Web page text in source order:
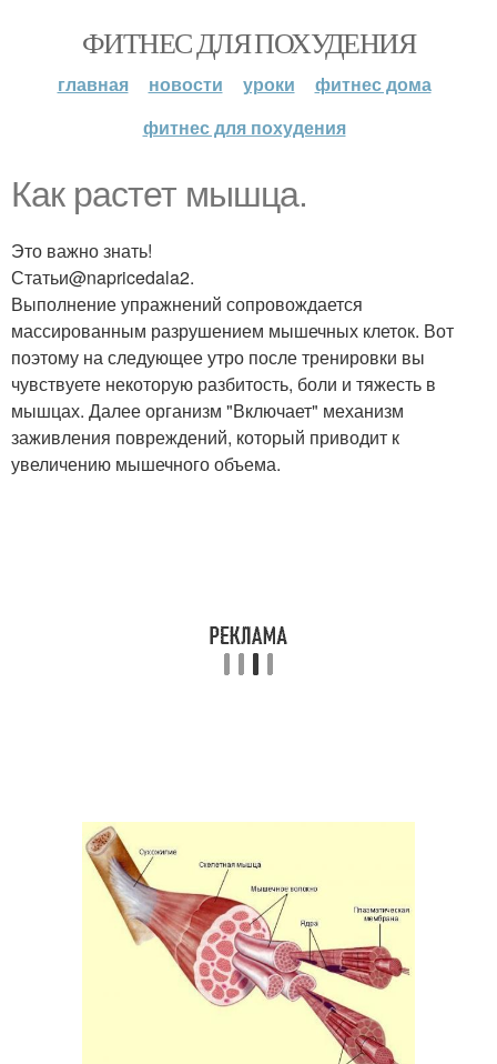
ФИТНЕС ДЛЯ ПОХУДЕНИЯ
главная новости уроки
фитнес дома
фитнес для похудения
Как растет мышца.
Это важно знать!
Статьи@napricedala2.
Выполнение упражнений сопровождается
массированным разрушением мышечных клеток. Вот
поэтому на следующее утро после тренировки вы
чувствуете некоторую разбитость, боли и тяжесть в
мышцах. Далее организм "Включает" механизм
заживления повреждений, который приводит к
увеличению мышечного объема.